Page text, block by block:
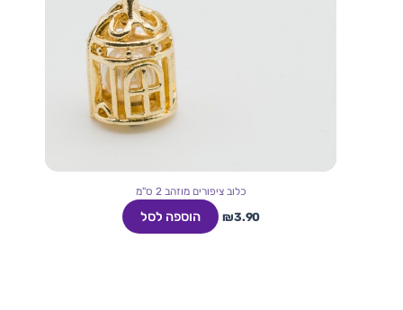
כלוב ציפורים מוזהב 2 ס"מ
₪3.90 הוספה לסל